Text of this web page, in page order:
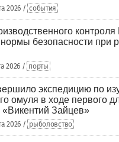
2026 / события
безопасности при
2026 / порты
экспедицию по
омуля в ходе первого
Зайцев»
2026 / рыболовство